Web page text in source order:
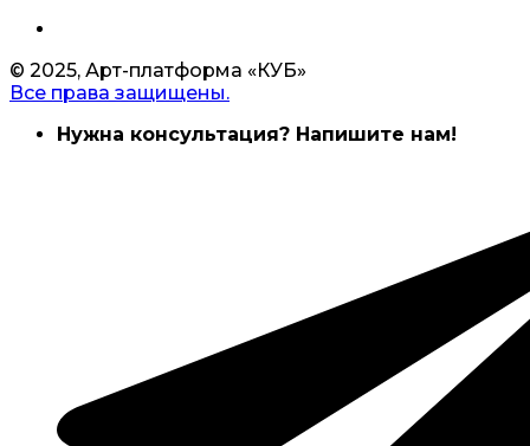
© 2025, Арт-платформа «КУБ»
Все права защищены.
Нужна консультация? Напишите нам!